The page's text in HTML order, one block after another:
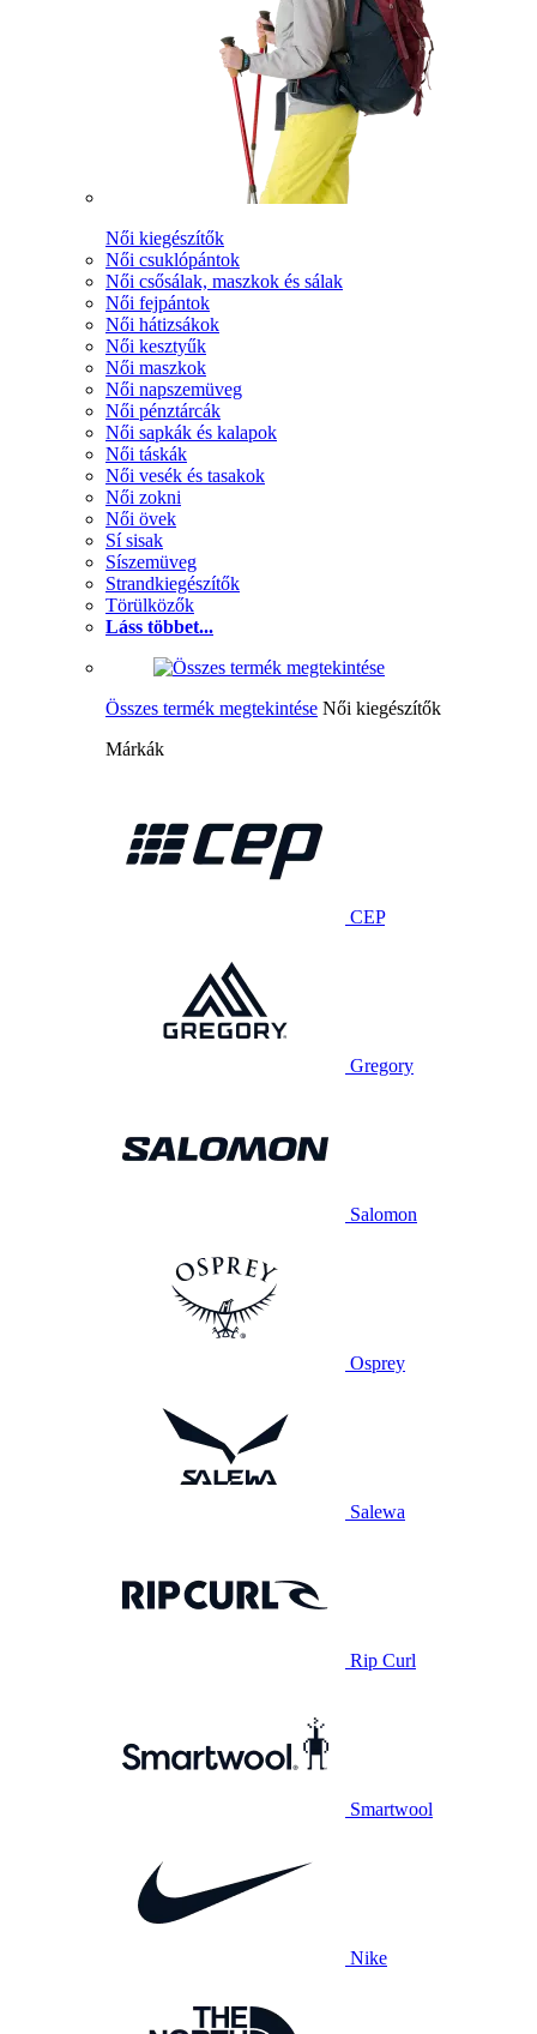
Női kiegészítők
Női csuklópántok
Női csősálak, maszkok és sálak
Női fejpántok
Női hátizsákok
Női kesztyűk
Női maszkok
Női napszemüveg
Női pénztárcák
Női sapkák és kalapok
Női táskák
Női vesék és tasakok
Női zokni
Női övek
Sí sisak
Síszemüveg
Strandkiegészítők
Törülközők
Láss többet...
Összes termék megtekintése Női kiegészítők
Márkák
CEP
Gregory
Salomon
Osprey
Salewa
Rip Curl
Smartwool
Nike